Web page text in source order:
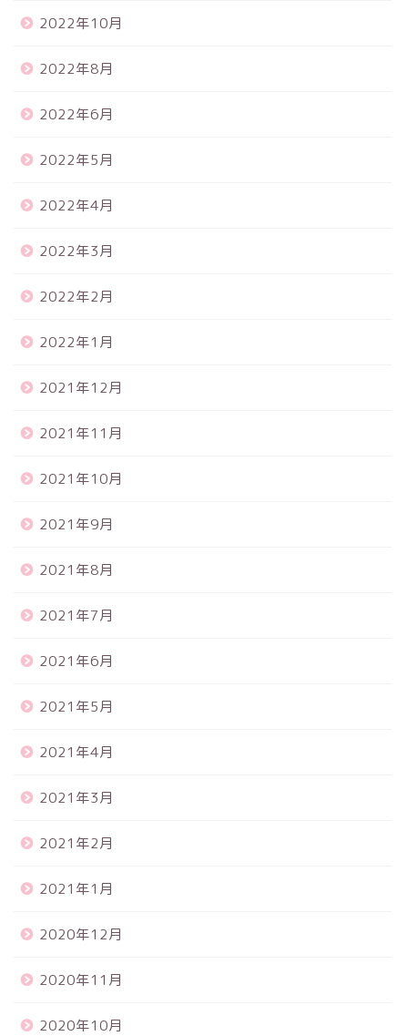
2022年10月
2022年8月
2022年6月
2022年5月
2022年4月
2022年3月
2022年2月
2022年1月
2021年12月
2021年11月
2021年10月
2021年9月
2021年8月
2021年7月
2021年6月
2021年5月
2021年4月
2021年3月
2021年2月
2021年1月
2020年12月
2020年11月
2020年10月